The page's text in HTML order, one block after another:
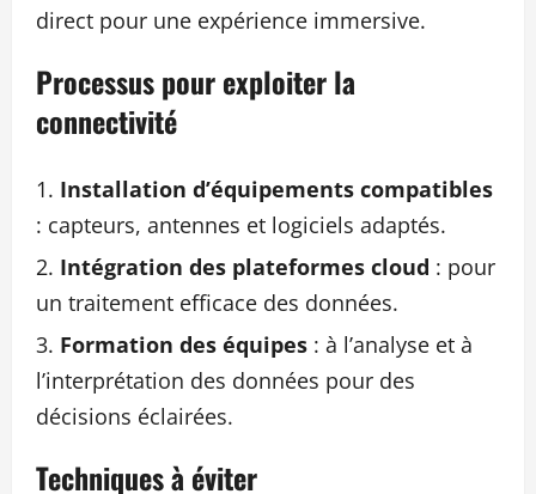
direct pour une expérience immersive.
Processus pour exploiter la
connectivité
Installation d’équipements compatibles
: capteurs, antennes et logiciels adaptés.
Intégration des plateformes cloud : pour
un traitement efficace des données.
Formation des équipes : à l’analyse et à
l’interprétation des données pour des
décisions éclairées.
Techniques à éviter